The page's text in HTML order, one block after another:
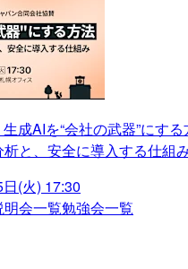
生成AIを“会社の武器”にす
と、安全に導入する仕組
(火) 17:30
会一覧勉強会一覧